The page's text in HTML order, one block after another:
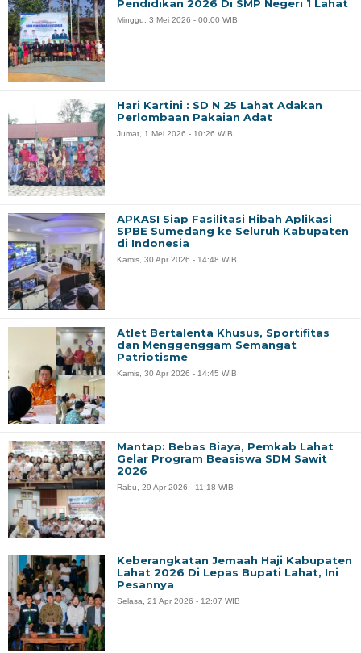
Pendidikan 2026 Di SMP Negeri 1 Lahat
Minggu, 3 Mei 2026 - 00:00 WIB
Hari Kartini : SD N 25 Lahat Adakan
Perlombaan Pakaian Adat
Jumat, 1 Mei 2026 - 10:26 WIB
APKASI Siap Fasilitasi Hibah Aplikasi
SPBE Sumedang ke Seluruh Kabupaten
di Indonesia
Kamis, 30 Apr 2026 - 14:48 WIB
Atlet Bertalenta Khusus, Sportifitas
dan Menggenggam Semangat
Patriotisme
Kamis, 30 Apr 2026 - 14:45 WIB
Mantap: Bebas Biaya, Pemkab Lahat
Gelar Program Beasiswa SDM Sawit
2026
Rabu, 29 Apr 2026 - 11:18 WIB
Keberangkatan Jemaah Haji Kabupaten
Lahat 2026 Di Lepas Bupati Lahat, Ini
Pesannya
Selasa, 21 Apr 2026 - 12:07 WIB